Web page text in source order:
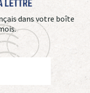
Lettre
dans votre boîte